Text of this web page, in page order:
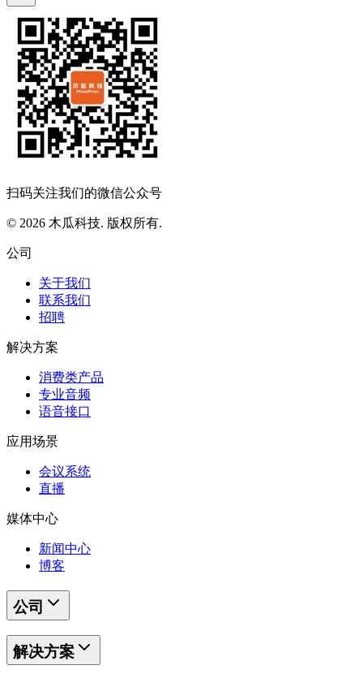
扫码关注我们的微信公众号
© 2026 木瓜科技. 版权所有.
公司
关于我们
联系我们
招聘
解决方案
消费类产品
专业音频
语音接口
应用场景
会议系统
直播
媒体中心
新闻中心
博客
公司
解决方案